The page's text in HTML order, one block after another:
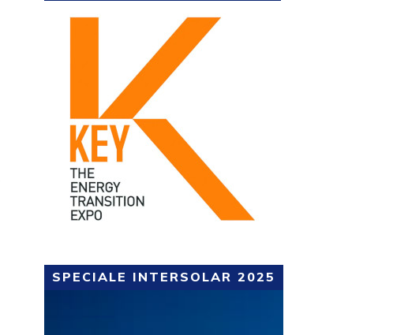
SPECIALE INTERSOLAR 2025